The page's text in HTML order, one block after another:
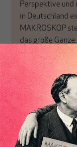
Inhaltsverzeichnis
Perspektive und
in Deutschland
MAKROSKOP
das große
haben einen
Geld, Wirtschaft
Politik, den Sie
woanders nicht
Dabei leben wir
unseren
Recherchen,
und ihrem